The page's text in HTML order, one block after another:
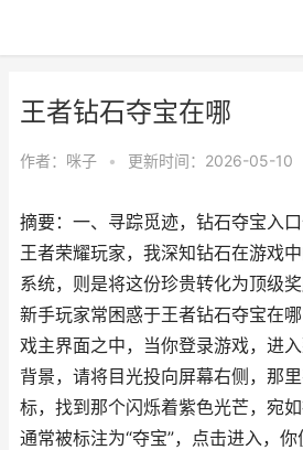
王者钻石夺宝在哪
作者： 咪子 • 更新时间：2026-05-10
摘要：一、寻踪觅迹，钻石夺宝入
王者荣耀玩家，我深知钻石在游戏
系统，则是将这份珍贵转化为顶级
新手玩家常困惑于王者钻石夺宝在
戏主界面之中，当你登录游戏，进
背景，请将目光投向屏幕右侧，那
标，找到那个闪烁着紫色光芒，宛
通常被标注为“夺宝”，点击进入，